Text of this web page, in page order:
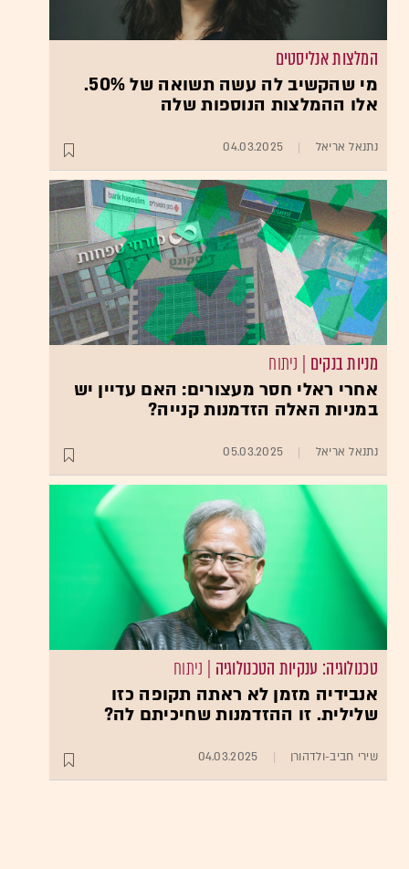
המלצות אנליסטים
מי שהקשיב לה עשה תשואה של 50%.
אלו ההמלצות הנוספות שלה
נתנאל אריאל 04.03.2025
מניות בנקים | ניתוח
אחרי ראלי חסר מעצורים: האם עדיין יש
במניות האלה הזדמנות קנייה?
נתנאל אריאל 05.03.2025
טכנולוגיה: ענקיות הטכנולוגיה | ניתוח
אנבידיה מזמן לא ראתה תקופה כזו
שלילית. זו ההזדמנות שחיכיתם לה?
שירי חביב-ולדהורן 04.03.2025